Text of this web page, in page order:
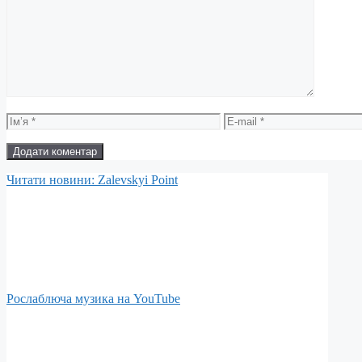
Ім’я
E-
mail
Читати новини: Zalevskyi Point
Рослаблюча музика на YouTube